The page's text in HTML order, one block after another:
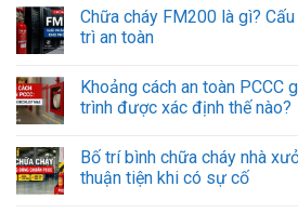
Chữa cháy FM200 là gì?
trì an toàn
Khoảng cách an toàn PCCC
trình được xác định thế nào?
Bố trí bình chữa cháy nhà
thuận tiện khi có sự cố